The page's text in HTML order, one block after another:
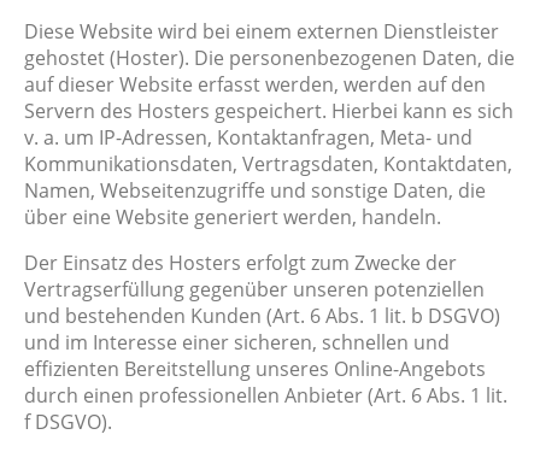
Diese Website wird bei einem externen Dienstleister
gehostet (Hoster). Die personenbezogenen Daten, die
auf dieser Website erfasst werden, werden auf den
Servern des Hosters gespeichert. Hierbei kann es sich
v. a. um IP-Adressen, Kontaktanfragen, Meta- und
Kommunikationsdaten, Vertragsdaten, Kontaktdaten,
Namen, Webseitenzugriffe und sonstige Daten, die
über eine Website generiert werden, handeln.
Der Einsatz des Hosters erfolgt zum Zwecke der
Vertragserfüllung gegenüber unseren potenziellen
und bestehenden Kunden (Art. 6 Abs. 1 lit. b DSGVO)
und im Interesse einer sicheren, schnellen und
effizienten Bereitstellung unseres Online-Angebots
durch einen professionellen Anbieter (Art. 6 Abs. 1 lit.
f DSGVO).